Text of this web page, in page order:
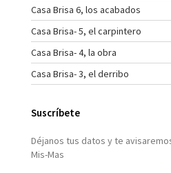
Casa Brisa 6, los acabados
Casa Brisa- 5, el carpintero
Casa Brisa- 4, la obra
Casa Brisa- 3, el derribo
Suscríbete
Déjanos tus datos y te
Mis-Mas